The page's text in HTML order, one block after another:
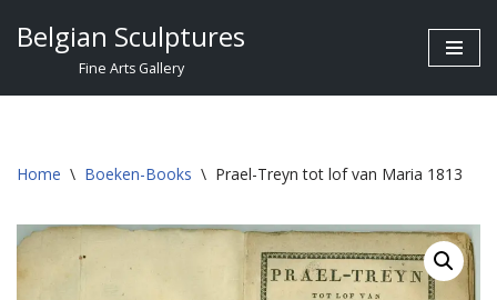
Belgian Sculptures
Fine Arts Gallery
Home \ Boeken-Books \ Prael-Treyn tot lof van Maria 1813